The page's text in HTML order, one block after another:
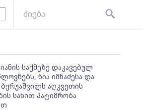
საქმეზე დაკავებულ
ნია იმნაძესა და
ბერუაშვილს აღკვეთის
სახით პატიმრობა